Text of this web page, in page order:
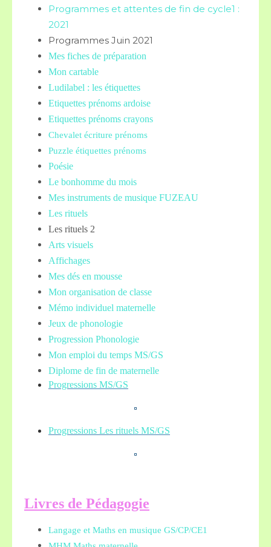
Programmes et attentes de fin de cycle1 :
2021
Programmes Juin 2021
Mes fiches de préparation
Mon cartable
Ludilabel : les étiquettes
Etiquettes prénoms ardoise
Etiquettes prénoms crayons
Chevalet écriture prénoms
Puzzle étiquettes prénoms
Poésie
Le bonhomme du mois
Mes instruments de musique FUZEAU
Les rituels
Les rituels 2
Arts visuels
Affichages
Mes dés en mousse
Mon organisation de classe
Mémo individuel maternelle
Jeux de phonologie
Progression Phonologie
Mon emploi du temps MS/GS
Diplome de fin de maternelle
Progressions MS/GS
Progressions Les rituels MS/GS
Livres de Pédagogie
Langage et Maths en musique GS/CP/CE1